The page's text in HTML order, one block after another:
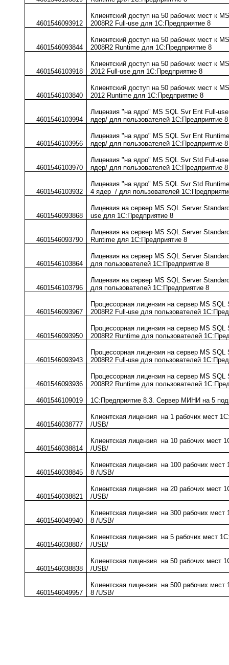
4601546093912
Клиентский доступ на 50 рабочих мест к
2008R2 Full-use для 1С:Предприятие 8
4601546093844
Клиентский доступ на 50 рабочих мест к
2008R2 Runtime для 1С:Предприятие 8
4601546103918
Клиентский доступ на 50 рабочих мест к
2012 Full-use для 1С:Предприятие 8
4601546103840
Клиентский доступ на 50 рабочих мест к
2012 Runtime для 1С:Предприятие 8
4601546103994
Лицензия "на ядро" MS SQL Svr Ent Full-
ядер/ для пользователей 1С:Предприятие 8
4601546103956
Лицензия "на ядро" MS SQL Svr Ent
ядер/ для пользователей 1С:Предприятие 8
4601546103970
Лицензия "на ядро" MS SQL Svr Std Full-
ядер/ для пользователей 1С:Предприятие 8
4601546103932
Лицензия "на ядро" MS SQL Svr Std
4 ядер / для пользователей
4601546093868
Лицензия на сервер MS SQL Server
use для 1С:Предприятие 8
4601546093790
Лицензия на сервер MS SQL Server
Runtime для 1С:Предприятие 8
4601546103864
Лицензия на сервер MS SQL Server
для пользователей 1С:Предприятие 8
4601546103796
Лицензия на сервер MS SQL Server
для пользователей 1С:Предприятие 8
4601546093967
Процессорная лицензия на сервер MS SQL
2008R2 Full-use для пользователей
4601546093950
Процессорная лицензия на сервер MS SQL
2008R2 Runtime для пользователей
4601546093943
Процессорная лицензия на сервер MS SQL
2008R2 Full-use для пользователей
4601546093936
Процессорная лицензия на сервер MS SQL
2008R2 Runtime для пользователей
4601546109019 1С:Предприятие 8.3. Сервер МИНИ на 5
4601546038777
Клиентская лицензия на 1 рабочих мест
/USB/
4601546038814
Клиентская лицензия на 10 рабочих мест
/USB/
4601546038845
Клиентская лицензия на 100 рабочих мест
8 /USB/
4601546038821
Клиентская лицензия на 20 рабочих мест
/USB/
4601546049940
Клиентская лицензия на 300 рабочих мест
8 /USB/
4601546038807
Клиентская лицензия на 5 рабочих мест
/USB/
4601546038838
Клиентская лицензия на 50 рабочих мест
/USB/
4601546049957
Клиентская лицензия на 500 рабочих мест
8 /USB/